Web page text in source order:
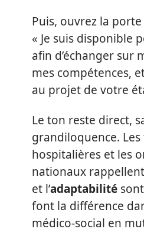
Puis, ouvrez la
« Je suis disponible
afin d’échanger sur
mes compétences,
au projet de votre
Le ton reste direct,
grandiloquence.
hospitalières et les
nationaux rappellent
et l’adaptabilité
font la différence
médico-social en